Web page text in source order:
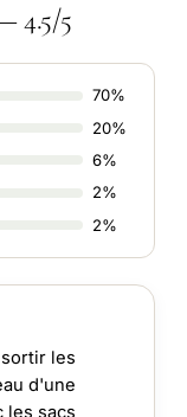
4.5/5
70%
20%
6%
2%
2%
les
d'une
les sacs